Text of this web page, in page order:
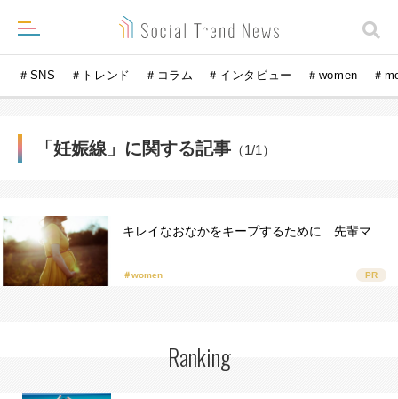
＃SNS ＃トレンド ＃コラム ＃インタビュー ＃women ＃
「妊娠線」に関する記事 （1/1）
キレイなおなかをキープするために…先輩マ…
＃women PR
Ranking